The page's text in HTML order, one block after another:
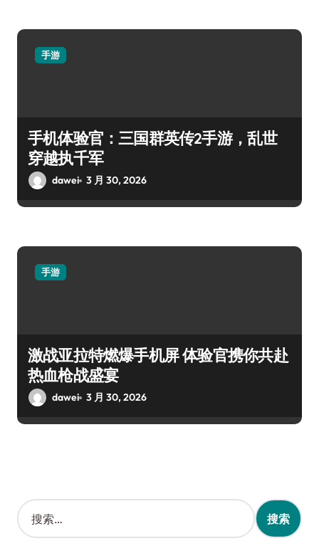
手游
手机体验官：三国群英传2手游，乱世
穿越执千军
dawei 3 月 30, 2026
手游
激战亚拉特燃爆手机屏 体验官携你共赴
热血枪战盛宴
dawei 3 月 30, 2026
搜
索
：